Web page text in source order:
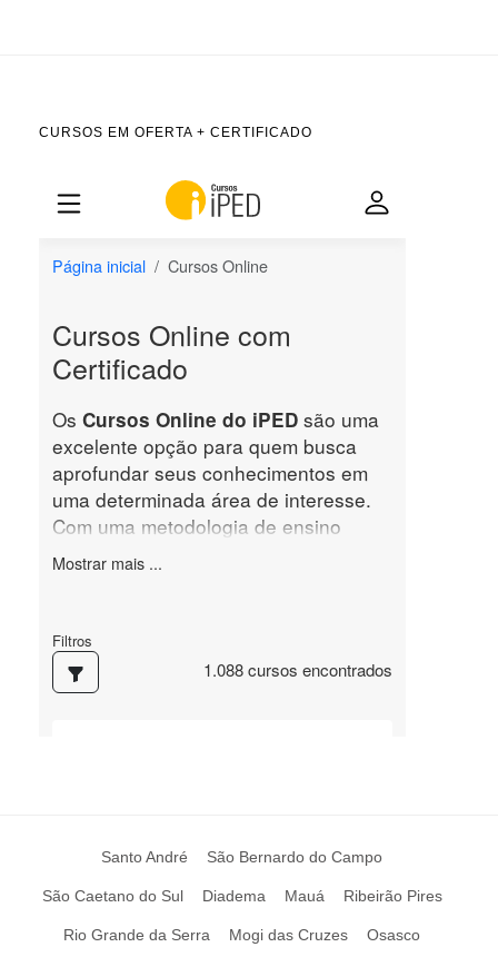
CURSOS EM OFERTA + CERTIFICADO
Santo André São Bernardo do Campo
São Caetano do Sul Diadema Mauá Ribeirão Pires
Rio Grande da Serra Mogi das Cruzes Osasco